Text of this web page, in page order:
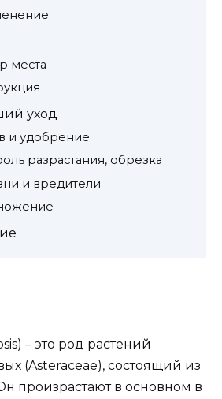
места
уход
и удобрение
разрастания, обрезка
и вредители
– это род растений
(Asteraceae), состоящий из
произрастают в основном в